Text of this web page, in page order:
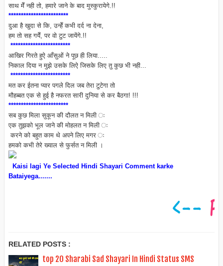
साथ मेँ नही तो, हमारे जाने के बाद मुस्कुरायेगे.!!
************************
दुआ है खुदा से कि, उन्हेँ कभी दर्द ना देना,
हम तो सह गयेँ, पर वो टुट जायेंगे.!!
************************
आखिर गिरते हुऐ आँसुओं ने पूछ ही लिया.....
निकाल दिया न मुझे उसके लिऐ जिसके लिए तु कुछ भी नही...
************************
मत कर ईतना प्यार पगले दिल जब तेरा टुटेगा तो
मौहब्बत एक से हुई है नफरत सारी दुनिया से कर बैठगा! !!!
************************
सब कुछ मिला सुकून की दौलत न मिली ः
एक तुझको भूल जाने की मोहलत न मिली ः
करने को बहुत काम थे अपने लिए मगर ः
हमको कभी तेरे ख्याल से फुर्सत न मिली ।
Kaisi lagi Ye Selected Hindi Shayari Comment karke
Bataiyega.......
RELATED POSTS :
top 20 Sharabi Sad Shayari In Hindi Status SMS